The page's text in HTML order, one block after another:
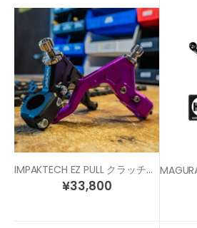
IMPAKTECH EZ PULL クラッチレバー
¥33,800